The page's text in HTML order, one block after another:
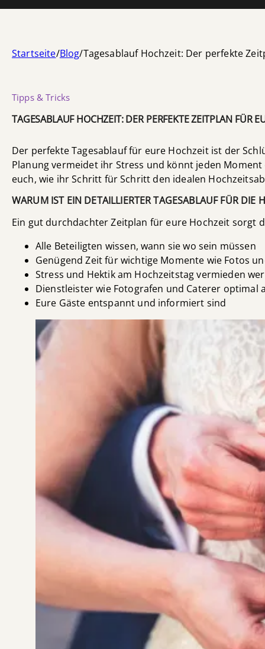
Startseite/Blog/Tagesablauf Hochzeit: Der perfekte
TAGESABLAUF HOCHZEIT: DER PERFEKTE ZEITPLAN FÜR
Tipps & Tricks
Der perfekte Tagesablauf für eure Hochzeit ist der
Planung vermeidet ihr Stress und könnt jeden
euch, wie ihr Schritt für Schritt den idealen
WARUM IST EIN DETAILLIERTER TAGESABLAUF FÜR DIE
Ein gut durchdachter Zeitplan für eure Hochzeit sorgt
Alle Beteiligten wissen, wann sie wo sein müssen
Genügend Zeit für wichtige Momente wie Fotos
Stress und Hektik am Hochzeitstag vermieden
Dienstleister wie Fotografen und Caterer optimal
Eure Gäste entspannt und informiert sind